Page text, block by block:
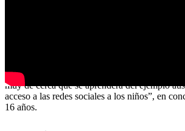
Añadió que la Comisión Europea “está
iniciativa de verificación de la edad” para
contenidos digitales y apuntó que se está
países sobre esta cuestión, pues hay distintas
El comisario reconoció que, en este debate,
muy de cerca qué se aprenderá del ejemplo
acceso a las redes sociales a los niños”, en
16 años.